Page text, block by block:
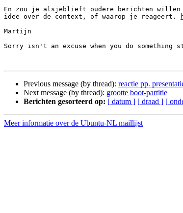
En zou je alsjeblieft oudere berichten willen
idee over de context, of waarop je reageert.
Martijn
--
Sorry isn't an excuse when you do something
Previous message (by thread): reactie pp.
Next message (by thread): grootte boot-partitie
Berichten gesorteerd op: [ datum ] [ draad ] [
Meer informatie over de Ubuntu-NL maillijst